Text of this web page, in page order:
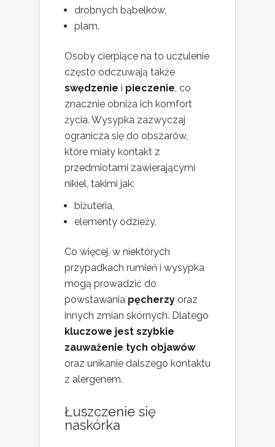
drobnych bąbelków,
plam.
Osoby cierpiące na to uczulenie
często odczuwają także
swędzenie i pieczenie, co
znacznie obniża ich komfort
życia. Wysypka zazwyczaj
ogranicza się do obszarów,
które miały kontakt z
przedmiotami zawierającymi
nikiel, takimi jak:
biżuteria,
elementy odzieży.
Co więcej, w niektórych
przypadkach rumień i wysypka
mogą prowadzić do
powstawania pęcherzy oraz
innych zmian skórnych. Dlatego
kluczowe jest szybkie
zauważenie tych objawów
oraz unikanie dalszego kontaktu
z alergenem.
Łuszczenie się
naskórka